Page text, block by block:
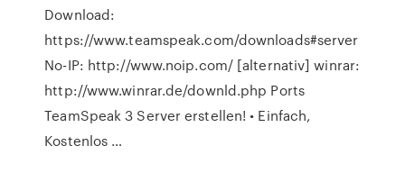
Download:
https://www.teamspeak.com/downloads#server
No-IP: http://www.noip.com/ [alternativ] winrar:
http://www.winrar.de/downld.php Ports
TeamSpeak 3 Server erstellen! • Einfach,
Kostenlos …